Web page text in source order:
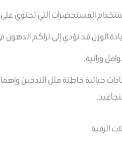
المستحضرات التي تحتوي على
الوزن قد تؤدي إلى تراكم
وراثية.
حياتية خاطئة مثل التدخين
الرقبة